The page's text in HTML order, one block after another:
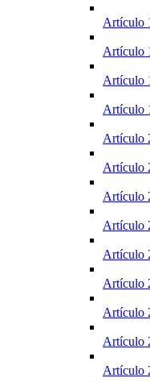
Artículo
Artículo
Artículo
Artículo
Artículo
Artículo
Artículo
Artículo
Artículo
Artículo
Artículo
Artículo
Artículo